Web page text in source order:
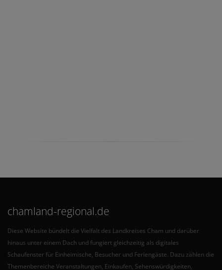
chamland-regional.de
Diese Website bündelt die Vielfalt des Landkreises Cham und darüber
hinaus unter einem Dach und fungiert gleichzeitig als digitales
Schaufenster für Einheimische, Besucher und Feriengäste. Dazu zählen die
Themenbereiche Veranstaltungen, Einkaufen, Sehenswürdigkeiten,